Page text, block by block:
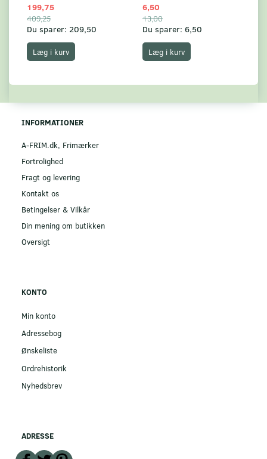
199,75
409,25
Du sparer: 209,50
Læg i kurv
6,50
13,00
Du sparer: 6,50
Læg i kurv
INFORMATIONER
A-FRIM.dk, Frimærker
Fortrolighed
Fragt og levering
Kontakt os
Betingelser & Vilkår
Din mening om butikken
Oversigt
KONTO
Min konto
Adressebog
Ønskeliste
Ordrehistorik
Nyhedsbrev
ADRESSE